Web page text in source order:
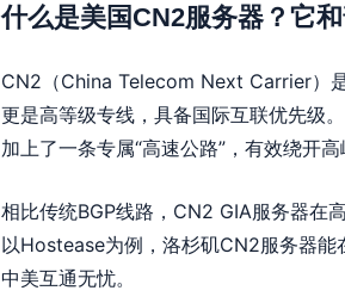
什么是美国CN2服务器？它
CN2（China Telecom Next Carrier）
更是高等级专线，具备国际互联优先级
加上了一条专属“高速公路”，有效绕开
相比传统BGP线路，CN2 GIA服务器在
以Hostease为例，洛杉矶CN2服务器
中美互通无忧。